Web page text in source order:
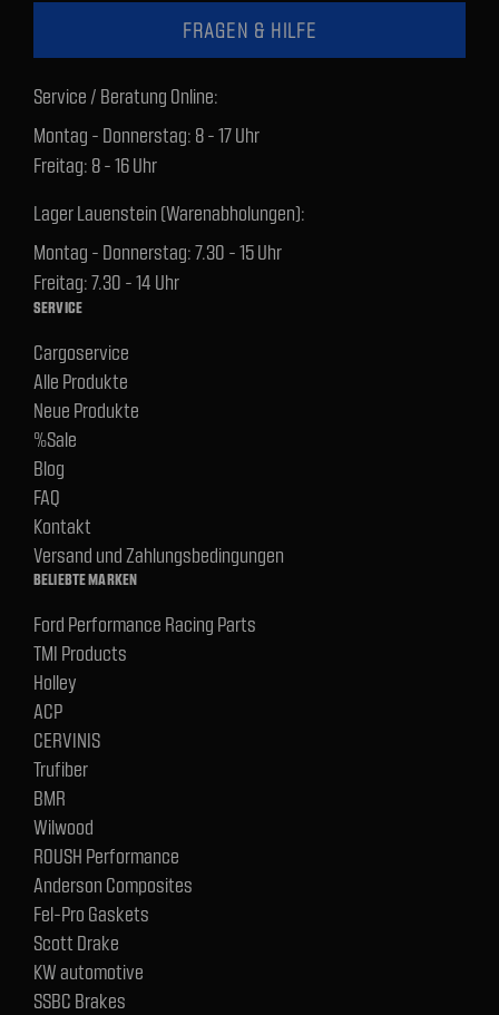
FRAGEN & HILFE
Service / Beratung Online:
Montag - Donnerstag: 8 - 17 Uhr
Freitag: 8 - 16 Uhr
Lager Lauenstein (Warenabholungen):
Montag - Donnerstag: 7.30 - 15 Uhr
Freitag: 7.30 - 14 Uhr
SERVICE
Cargoservice
Alle Produkte
Neue Produkte
%Sale
Blog
FAQ
Kontakt
Versand und Zahlungsbedingungen
BELIEBTE MARKEN
Ford Performance Racing Parts
TMI Products
Holley
ACP
CERVINIS
Trufiber
BMR
Wilwood
ROUSH Performance
Anderson Composites
Fel-Pro Gaskets
Scott Drake
KW automotive
SSBC Brakes